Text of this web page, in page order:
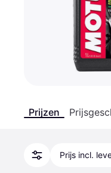
Prijzen
Prijs incl.